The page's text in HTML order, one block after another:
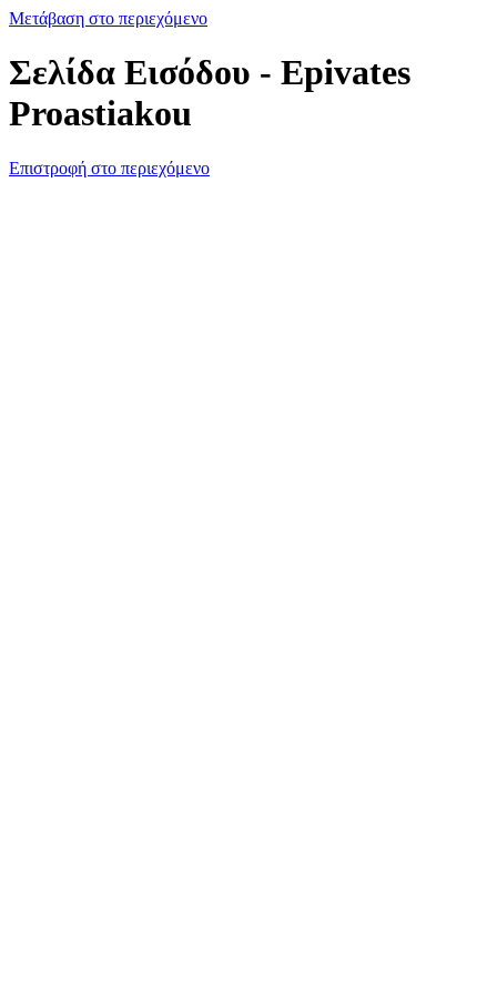
Μετάβαση στο περιεχόμενο
Σελίδα Εισόδου - Epivates
Proastiakou
Επιστροφή στο περιεχόμενο